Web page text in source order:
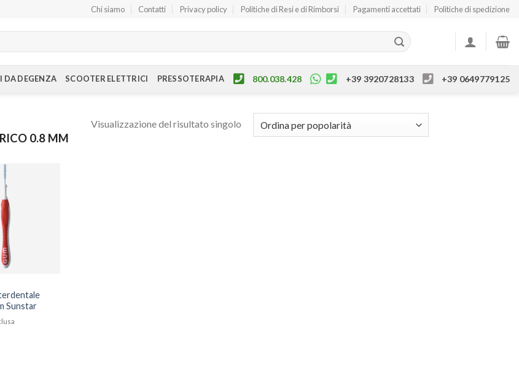
Chi siamo Contatti Privacy policy Politiche di Resi e di Rimborsi Pagamenti accettati Politiche di spedizione
DA DEGENZA SCOOTER ELETTRICI PRESSOTERAPIA 800.038.428 +39 3920728133 +39 0649779125
0.8 MM
Visualizzazione del risultato singolo
Sunstar